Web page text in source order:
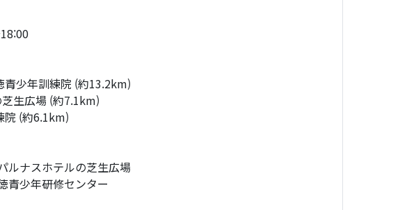
少年訓練院 (約13.2km)
生広場 (約7.1km)
院 (約6.1km)
ルナスホテルの芝生広場
青少年研修センター